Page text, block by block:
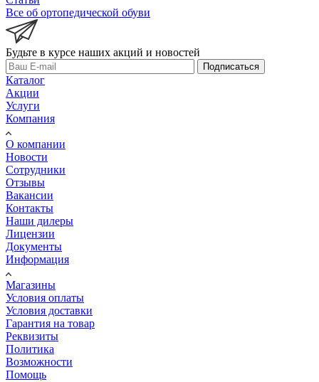
Все об ортопедической обуви
Будьте в курсе наших акций и новостей
Подписаться
Каталог
Акции
Услуги
Компания
О компании
Новости
Сотрудники
Отзывы
Вакансии
Контакты
Наши дилеры
Лицензии
Документы
Информация
Магазины
Условия оплаты
Условия доставки
Гарантия на товар
Реквизиты
Политика
Возможности
Помощь